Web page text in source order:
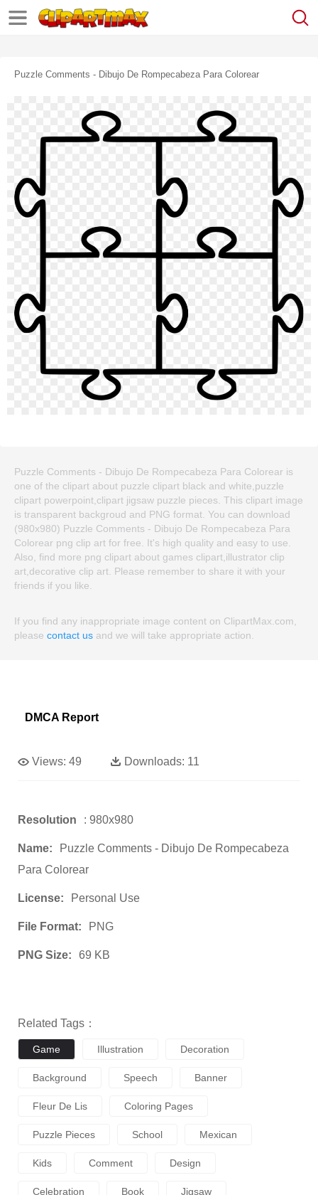
Puzzle Comments - Dibujo De Rompecabeza Para Colorear
Puzzle Comments - Dibujo De Rompecabeza Para Colorear is
one of the clipart about puzzle clipart black and white,puzzle
clipart powerpoint,clipart jigsaw puzzle pieces. This clipart image
is transparent backgroud and PNG format. You can download
(980x980) Puzzle Comments - Dibujo De Rompecabeza Para
Colorear png clip art for free. It's high quality and easy to use.
Also, find more png clipart about games clipart,illustrator clip
art,decorative clip art. Please remember to share it with your
friends if you like.
If you find any inappropriate image content on ClipartMax.com,
please contact us and we will take appropriate action.
DMCA Report
Views: 49 Downloads: 11
Resolution : 980x980
Name:
Puzzle Comments - Dibujo De Rompecabeza
Para Colorear
License: Personal Use
File Format: PNG
PNG Size: 69 KB
Related Tags：
Game Illustration Decoration
Background Speech Banner
Fleur De Lis Coloring Pages
Puzzle Pieces School Mexican
Kids Comment Design
Celebration Book Jigsaw